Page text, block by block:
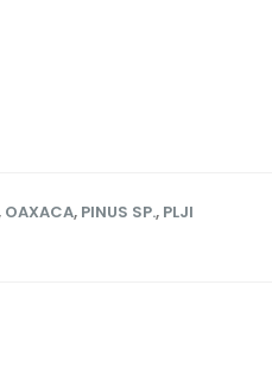
OAXACA, PINUS SP., PLJI